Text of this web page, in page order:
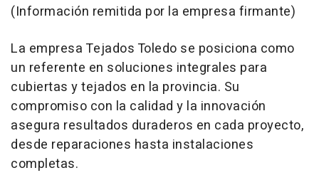
(Información remitida por la empresa firmante)
La empresa Tejados Toledo se posiciona como
un referente en soluciones integrales para
cubiertas y tejados en la provincia. Su
compromiso con la calidad y la innovación
asegura resultados duraderos en cada proyecto,
desde reparaciones hasta instalaciones
completas.